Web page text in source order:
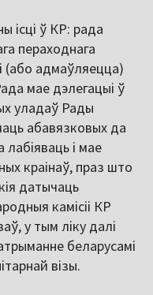
ісці ў КР: рада
пераходнага
(або адмаўляецца)
мае дэлегацыі ў
уладаў Рады
абавязковых да
і мае
краінаў, праз што
датычаць
камісіі КР
у тым ліку далі
беларусамі
візы.